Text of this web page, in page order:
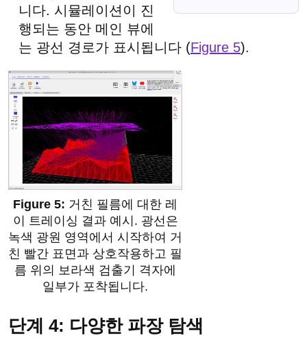
니다. 시뮬레이션이 진
행되는 동안 메인 뷰에
는 광선 경로가 표시됩니다 (Figure 5).
거친 필름에 대한 레
이 트레이싱 결과 예시. 광선은
녹색 광원 영역에서 시작하여 거
친 빨간 표면과 상호작용하고 필
름 위의 보라색 검출기 격자에
일부가 포착됩니다.
단계 4: 다양한 파장 탐색